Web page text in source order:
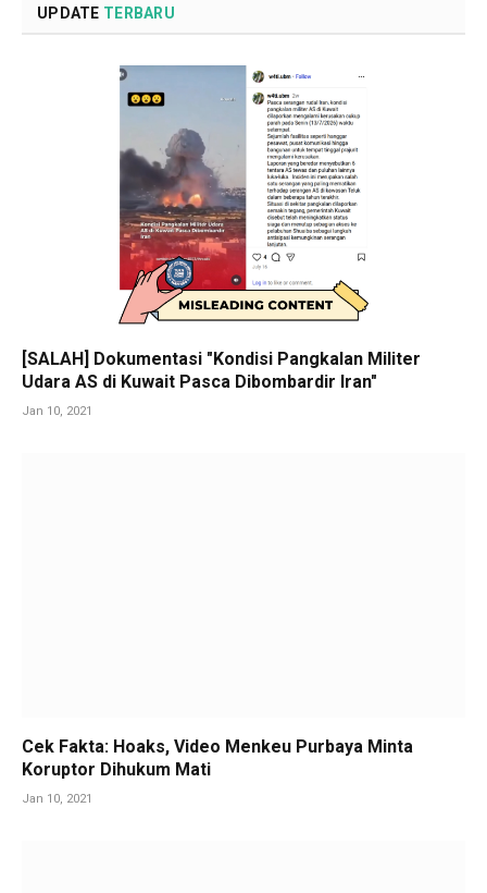
UPDATE TERBARU
[SALAH] Dokumentasi "Kondisi Pangkalan Militer
Udara AS di Kuwait Pasca Dibombardir Iran"
Jan 10, 2021
Cek Fakta: Hoaks, Video Menkeu Purbaya Minta
Koruptor Dihukum Mati
Jan 10, 2021